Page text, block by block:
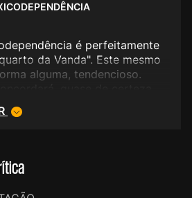
é perfeitamente
da Vanda". Este mesmo
alguma, tendencioso.
do mundo subversivo
efígie realista, construída
prolixa criteriosidade. A
neste filme, completamente